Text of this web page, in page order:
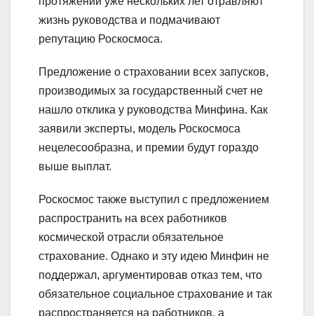
жизнь руководства и подмачивают
репутацию Роскосмоса.
Предложение о страховании всех запусков,
производимых за государственный счет не
нашло отклика у руководства Минфина. Как
заявили эксперты, модель Роскосмоса
нецелесообразна, и премии будут гораздо
выше выплат.
Роскосмос также выступил с предложением
распространить на всех работников
космической отрасли обязательное
страхование. Однако и эту идею Минфин не
поддержал, аргументировав отказ тем, что
обязательное социальное страхование и так
распространяется на работников, а